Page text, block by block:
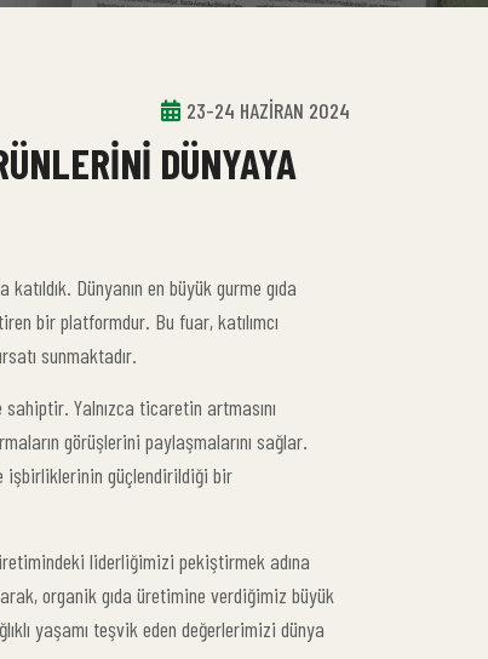
23-24 HAZİRAN 2024
DÜNYAYA
katıldık. Dünyanın en büyük gurme gıda
bir platformdur. Bu fuar, katılımcı
sunmaktadır.
Yalnızca ticaretin artmasını
görüşlerini paylaşmalarını sağlar.
işbirliklerinin güçlendirildiği bir
liderliğimizi pekiştirmek adına
organik gıda üretimine verdiğimiz büyük
yaşamı teşvik eden değerlerimizi dünya